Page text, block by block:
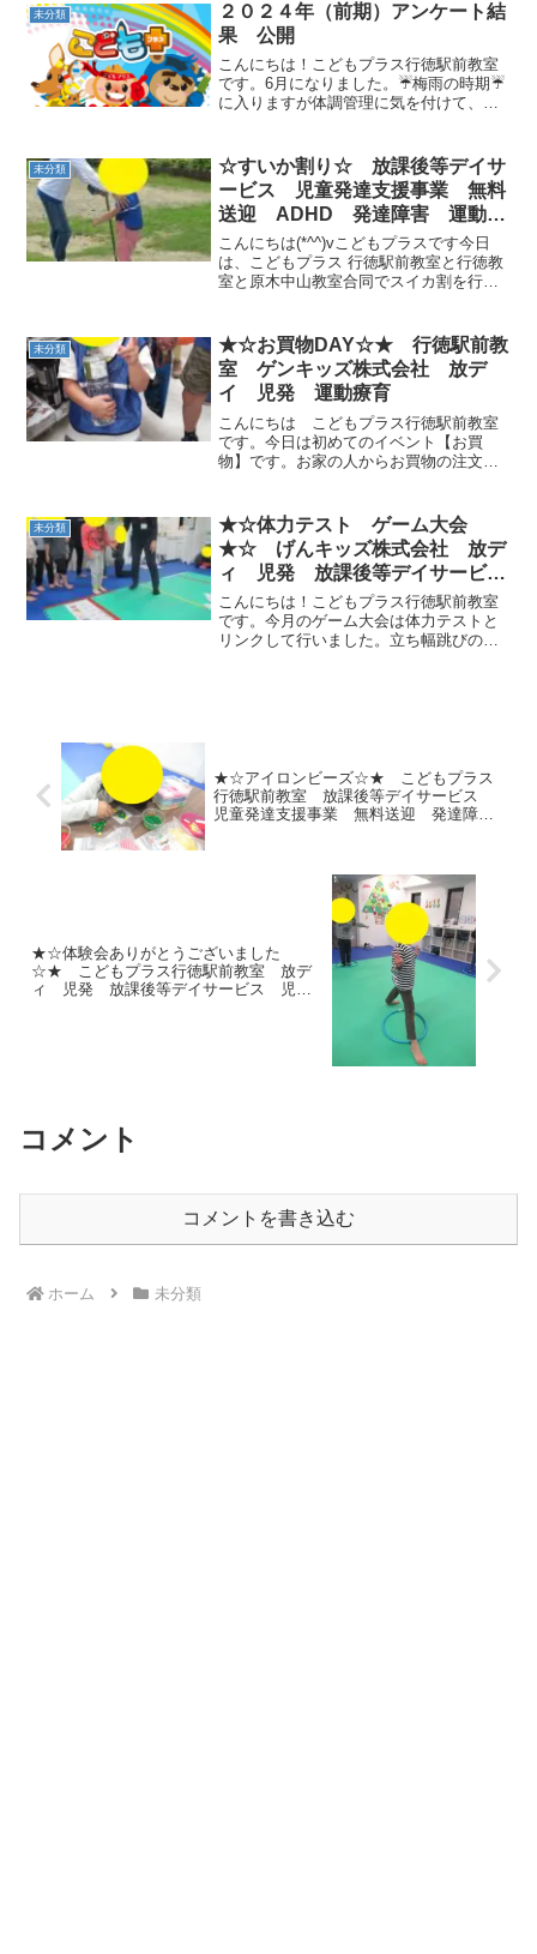
未分類
２０２４年（前期）アンケート結
果 公開
こんにちは！こどもプラス行徳駅前教室
です。6月になりました。☔梅雨の時期☔
に入りますが体調管理に気を付けて、元
ンケート結果を公開させて頂きました。
この場をお借りし、多く...
未分類
☆すいか割り☆ 放課後等デイサ
ービス 児童発達支援事業 無料
送迎 ADHD 発達障害 運動療
育 行徳 行徳駅前 南行徳 妙
典 市川市
こんにちは(*^^)vこどもプラスです今日
は、こどもプラス 行徳駅前教室と行徳教
室と原木中山教室合同でスイカ割を行い
スイカがなかなか割れずに苦戦しました
が、赤い汁がジ...
未分類
★☆お買物DAY☆★ 行徳駅前教
室 ゲンキッズ株式会社 放デ
イ 児発 運動療育
こんにちは こどもプラス行徳駅前教室
です。今日は初めてのイベント【お買
物】です。お家の人からお買物の注文を
出かけました。『お醤油』『シーチキ
ン』『ふりかけ』など、種...
未分類
★☆体力テスト ゲーム大会
★☆ げんキッズ株式会社 放デ
ィ 児発 放課後等デイサービ
ス 児童発達支援事業 無料送
迎 発達障害 運動療育 行徳
行徳駅前 南行徳 妙典 市川
こんにちは！こどもプラス行徳駅前教室
です。今月のゲーム大会は体力テストと
リンクして行いました。立ち幅跳びの様
★☆アイロンビーズ☆★ こどもプラス
行徳駅前教室 放課後等デイサービス
児童発達支援事業 無料送迎 発達障
★☆体験会ありがとうございました
☆★ こどもプラス行徳駅前教室 放デ
ィ 児発 放課後等デイサービス 児童
コメント
コメントを書き込む
ホーム 未分類